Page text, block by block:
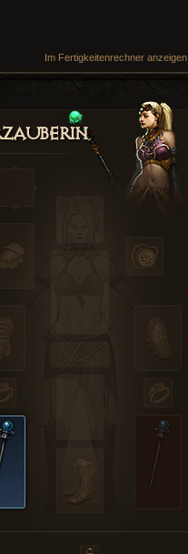
Im Fertigkeitenrechner anzeigen